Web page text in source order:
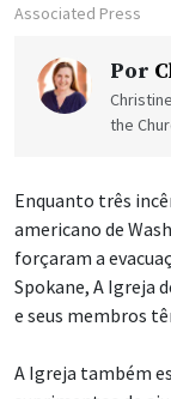
Associated Press
Por
the
Enquanto três
americano de
forçaram a
Spokane, A Igreja
e seus membros
A Igreja também